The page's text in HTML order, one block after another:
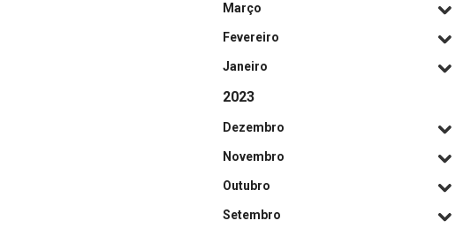
Março
Fevereiro
Janeiro
2023
Dezembro
Novembro
Outubro
Setembro